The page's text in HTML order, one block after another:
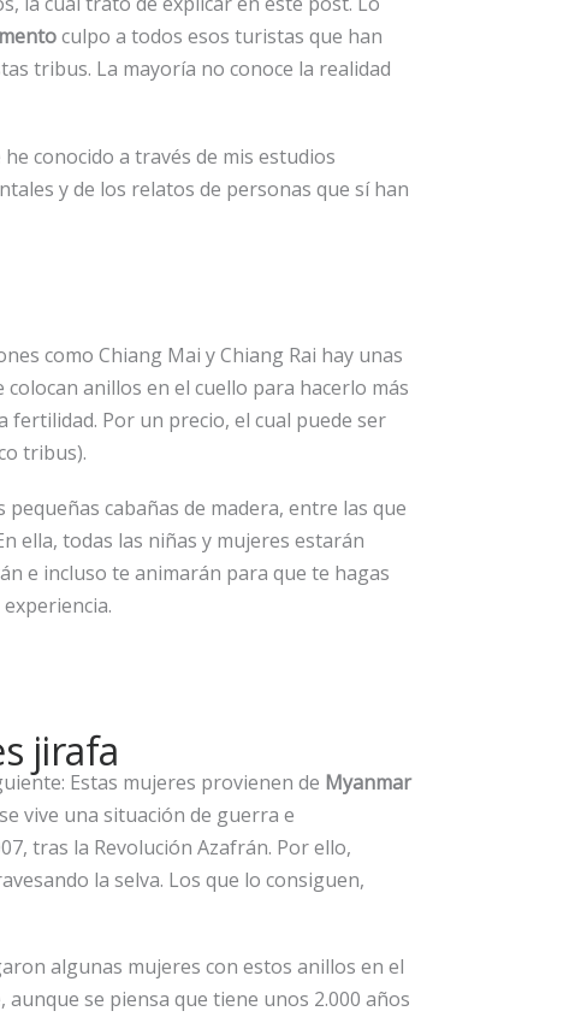
culpo a todos esos turistas que han
tribus. La mayoría no conoce la realidad
conocido a través de mis estudios
y de los relatos de personas que sí han
como Chiang Mai y Chiang Rai hay unas
anillos en el cuello para hacerlo más
Por un precio, el cual puede ser
tribus).
cabañas de madera, entre las que
ella, todas las niñas y mujeres estarán
e incluso te animarán para que te hagas
jirafa
Estas mujeres provienen de Myanmar
vive una situación de guerra e
tras la Revolución Azafrán. Por ello,
la selva. Los que lo consiguen,
algunas mujeres con estos anillos en el
se piensa que tiene unos 2.000 años